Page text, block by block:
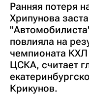
Ранняя потеря
Хрипунова
повлияла на
чемпионата
ЦСКА, считает
Крикунов.